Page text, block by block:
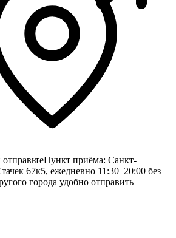
Пункт приёма: Санкт-
67к5, ежедневно 11:30–20:00 без
города удобно отправить